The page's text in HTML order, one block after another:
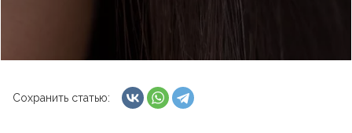
Сохранить статью: